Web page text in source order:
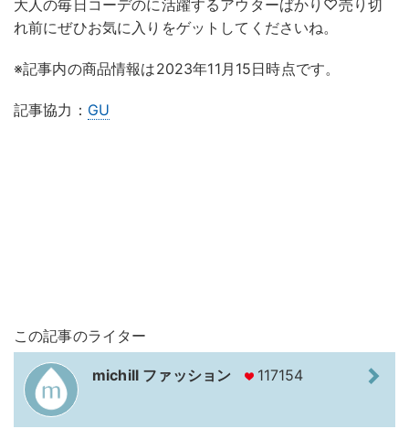
大人の毎日コーデのに活躍するアウターばかり♡売り切
れ前にぜひお気に入りをゲットしてくださいね。
※記事内の商品情報は2023年11月15日時点です。
記事協力： GU
この記事のライター
michill ファッション 117154